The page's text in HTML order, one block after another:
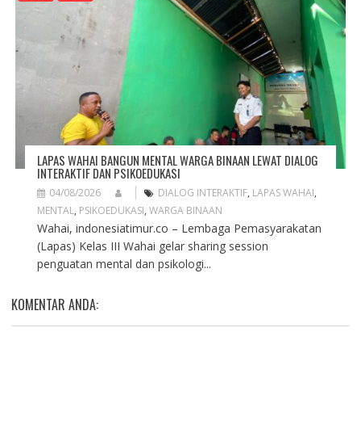
LAPAS WAHAI BANGUN MENTAL WARGA BINAAN LEWAT DIALOG
INTERAKTIF DAN PSIKOEDUKASI
04/08/2026 DIALOG INTERAKTIF, LAPAS WAHAI,
MENTAL, PSIKOEDUKASI, WARGA BINAAN
Wahai, indonesiatimur.co – Lembaga Pemasyarakatan
(Lapas) Kelas III Wahai gelar sharing session
penguatan mental dan psikologi...
KOMENTAR ANDA: